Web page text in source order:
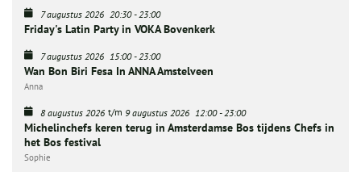
7 augustus 2026 20:30-23:00
Friday's Latin Party in VOKA Bovenkerk
7 augustus 2026 15:00-23:00
Wan Bon Biri Fesa In ANNA Amstelveen
Anna
8 augustus 2026 t/m 9 augustus 2026 12:00-23:00
Michelinchefs keren terug in Amsterdamse Bos tijdens Chefs in
het Bos festival
Sophie